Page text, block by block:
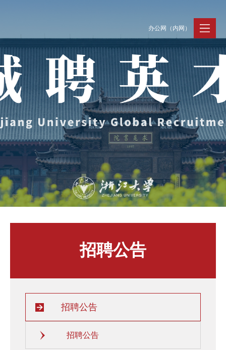
办公网（内网）
聚贤纳才
Jobs @ ZJU
招聘公告
加入我们
走进浙大
Discover ZJU
浙大简况
人才队伍
人才动态
News and Events
新闻速递
人才风采
事业发展
Careers @ ZJU
支持保障
Work and Life
住房资源
服务保障
招聘公告
招聘公告
招聘公告